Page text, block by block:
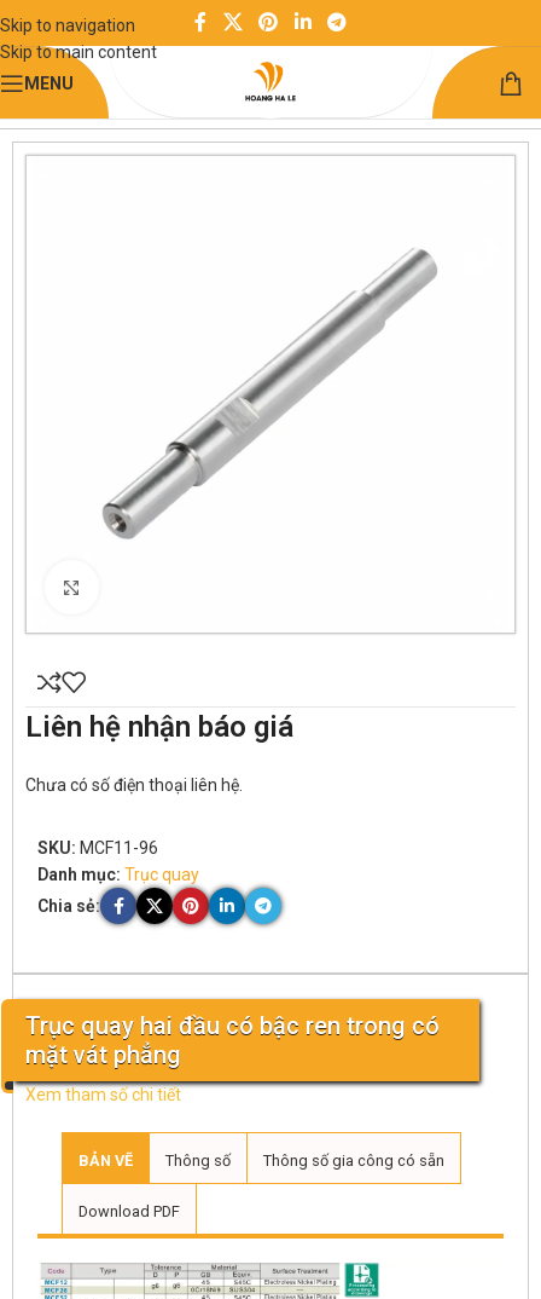
Skip to navigation
Skip to main content
MENU
Trang chủ
Chuyển động quay Trục quay
Trục quay hai đầu có bậc ren trong có
mặt vát phẳng
Xem tham số chi tiết
BẢN VẼ Thông số Thông số gia công có sẵn
Download PDF
Liên hệ nhận báo giá
Chưa có số điện thoại liên hệ.
SKU: MCF11-96
Danh mục: Trục quay
Chia sẻ: